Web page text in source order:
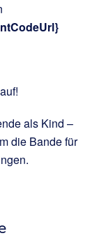
als Kind –
die Bande für